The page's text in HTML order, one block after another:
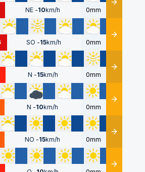
NE -10km/h 0mm Détails
SO -15km/h 0mm Détails
N -15km/h 0mm Détails
N -10km/h 0mm Détails
NO -15km/h 0mm Détails
Détails